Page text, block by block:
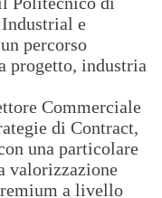
e
percorso
progetto, industria
Commerciale
di Contract,
una particolare
valorizzazione
a livello